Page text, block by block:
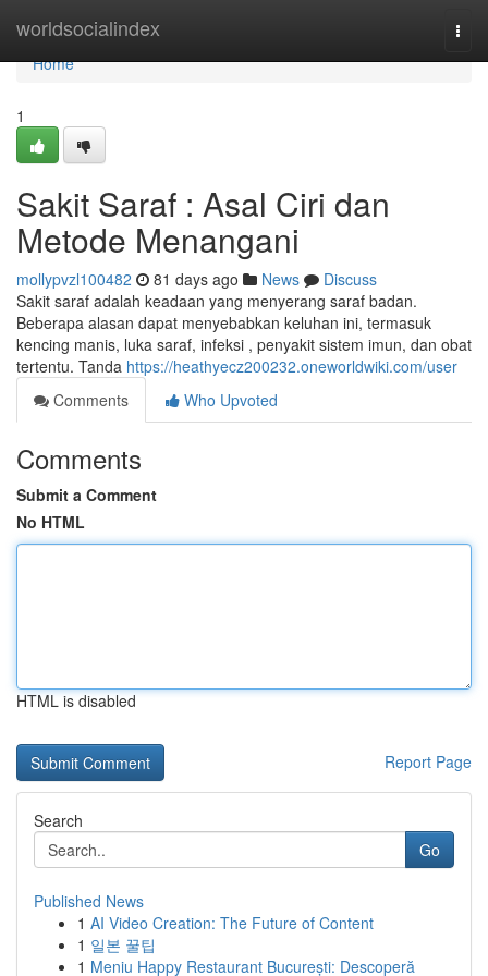
worldsocialindex
Home
Home
1
Sakit Saraf : Asal Ciri dan
Metode Menangani
mollypvzl100482 81 days ago News
Discuss
Sakit saraf adalah keadaan yang menyerang saraf badan.
Beberapa alasan dapat menyebabkan keluhan ini, termasuk
kencing manis, luka saraf, infeksi , penyakit sistem imun, dan obat
tertentu. Tanda https://heathyecz200232.oneworldwiki.com/user
Comments
Who Upvoted
Comments
Submit a Comment
No HTML
HTML is disabled
Report Page
Search
Go
Published News
1 AI Video Creation: The Future of Content
1 일본 꿀팁
1 Meniu Happy Restaurant București: Descoperă